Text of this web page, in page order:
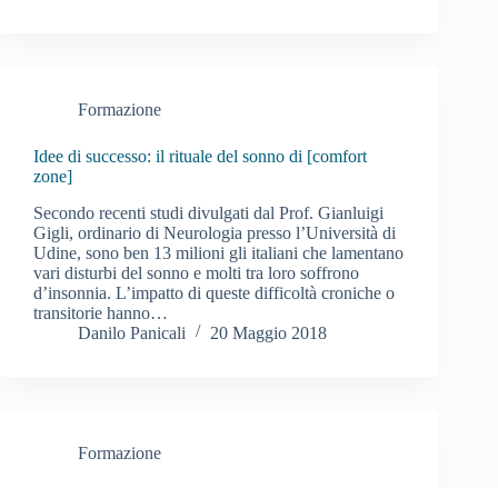
Formazione
Idee di successo: il rituale del sonno di [comfort
zone]
Secondo recenti studi divulgati dal Prof. Gianluigi
Gigli, ordinario di Neurologia presso l’Università di
Udine, sono ben 13 milioni gli italiani che lamentano
vari disturbi del sonno e molti tra loro soffrono
d’insonnia. L’impatto di queste difficoltà croniche o
transitorie hanno…
Danilo Panicali
20 Maggio 2018
Formazione